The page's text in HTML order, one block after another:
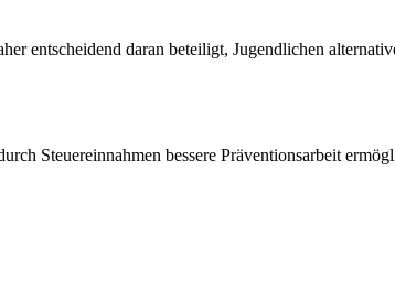
entscheidend daran beteiligt, Jugendlichen
Steuereinnahmen bessere Präventionsarbeit